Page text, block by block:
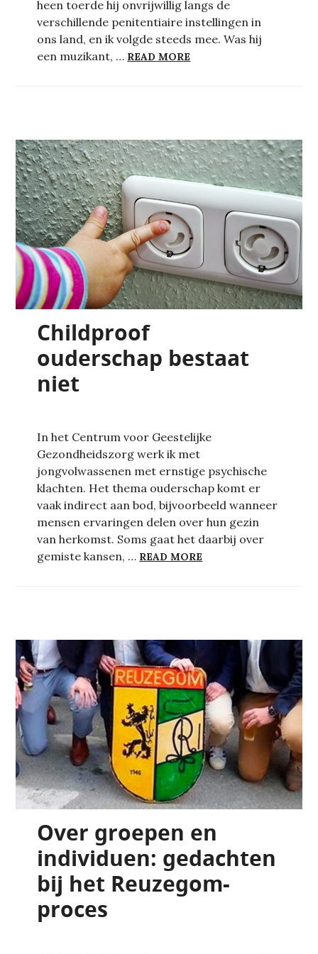
heen toerde hij onvrijwillig langs de
verschillende penitentiaire instellingen in
ons land, en ik volgde steeds mee. Was hij
een muzikant, … READ MORE
Childproof
ouderschap bestaat
niet
In het Centrum voor Geestelijke
Gezondheidszorg werk ik met
jongvolwassenen met ernstige psychische
klachten. Het thema ouderschap komt er
vaak indirect aan bod, bijvoorbeeld wanneer
mensen ervaringen delen over hun gezin
van herkomst. Soms gaat het daarbij over
gemiste kansen, … READ MORE
Over groepen en
individuen: gedachten
bij het Reuzegom-
proces